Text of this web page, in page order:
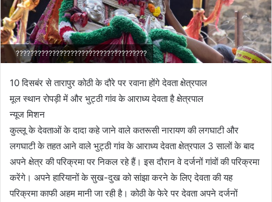
????????????????????????????????????
10 दिसबंर से तारापुर कोठी के दौरे पर रवाना होंगे देवता क्षेत्रपाल
मूल स्थान रोपड़ी में और भुट्ठी गांव के आराध्य देवता है क्षेत्रपाल
न्यूज मिशन
कुल्लू के देवताओं के दादा कहे जाने वाले कतरूसी नारायण की लगघाटी और
लगघाटी के तहत आने वाले भुट्ठी गांव के आराध्य देवता क्षेत्रपाल 3 सालों के बाद
अपने क्षेत्र की परिक्रमा पर निकल रहे हैं। इस दौरान वे दर्जनों गांवों की परिक्रमा
करेंगे। अपने हारियानों के सुख-दुख को सांझा करने के लिए देवता की यह
परिक्रमा काफी अहम मानी जा रही है। कोठी के फेरे पर देवता अपने दर्जनों